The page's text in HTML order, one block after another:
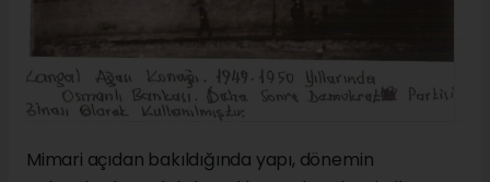
Mimari açıdan bakıldığında yapı, dönemin